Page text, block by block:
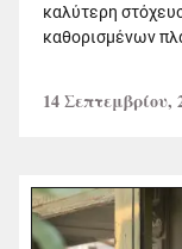
καλύτερη
καθορισμένων
14 Σεπτεμβρίου,